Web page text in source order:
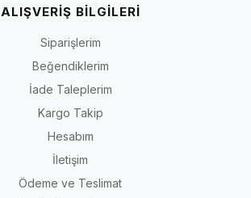
ALIŞVERİŞ BİLGİLERİ
Siparişlerim
Beğendiklerim
İade Taleplerim
Kargo Takip
Hesabım
İletişim
Ödeme ve Teslimat